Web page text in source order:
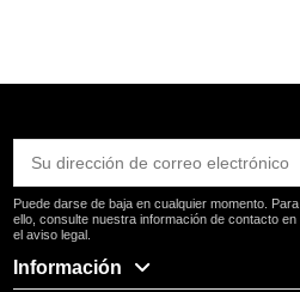
Puede darse de baja en cualquier momento. Para
ello, consulte nuestra información de contacto en
el aviso legal.
Información